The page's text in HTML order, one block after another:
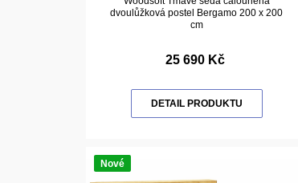
dvoulůžková postel Bergamo 200 x 200
cm
25 690 Kč
DETAIL PRODUKTU
Nové